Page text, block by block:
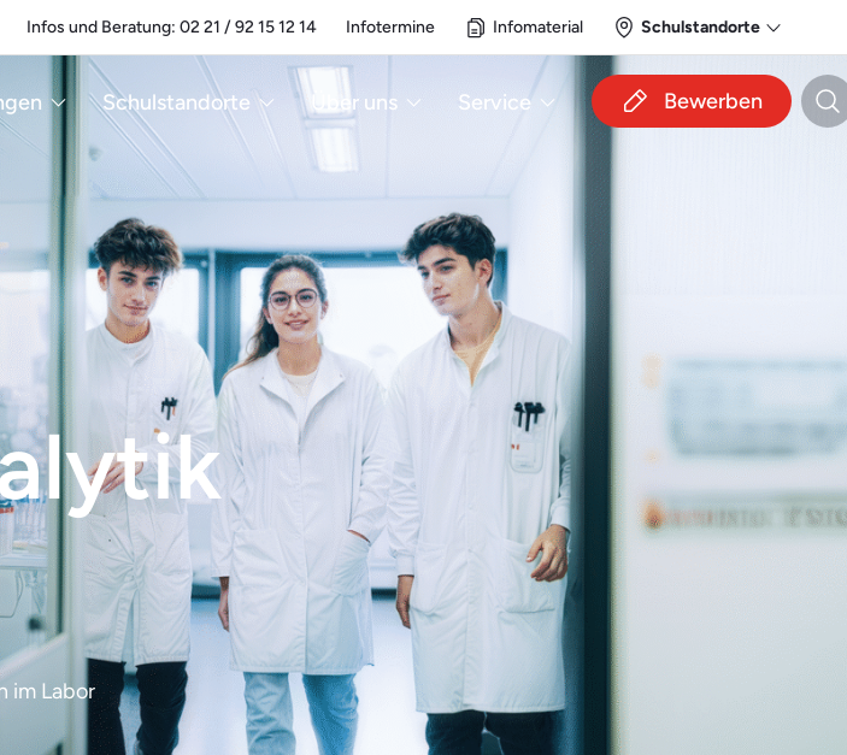
Infos und Beratung: 02 21 / 92 15 12 14 Infotermine Infomaterial Schulstandorte
Schulstandorte Über uns Service Bewerben
im Labor